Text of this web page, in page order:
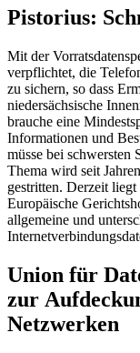
Pistorius:
Mit der
verpflichtet, die
zu sichern, so dass
niedersächsische
brauche eine
Informationen und
müsse bei schwersten
Thema wird seit
gestritten. Derzeit
Europäische
allgemeine und
Union für
zur
Netzwerken